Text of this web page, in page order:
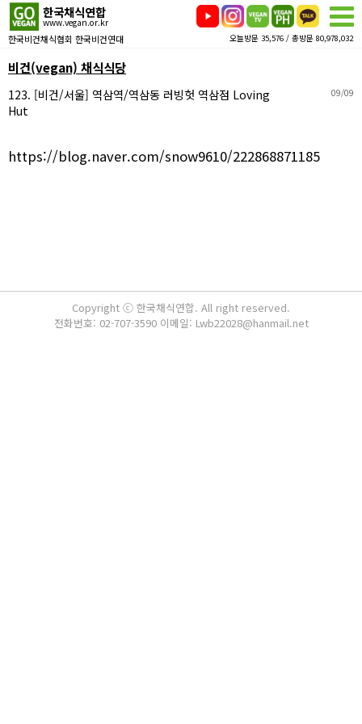
한국채식연합
www.vegan.or.kr
한국비건채식협회 한국비건연대 오늘방문 35,576 / 총방문 80,978,032
비건(vegan) 채식식당
123. [비건/서울] 역삼역/역삼동 러빙헛 역삼점 Loving
Hut
09/09
https://blog.naver.com/snow9610/222868871185
Copyright ⓒ 한국채식연합. All right reserved.
전화번호: 02-707-3590 이메일: Lwb22028@hanmail.net